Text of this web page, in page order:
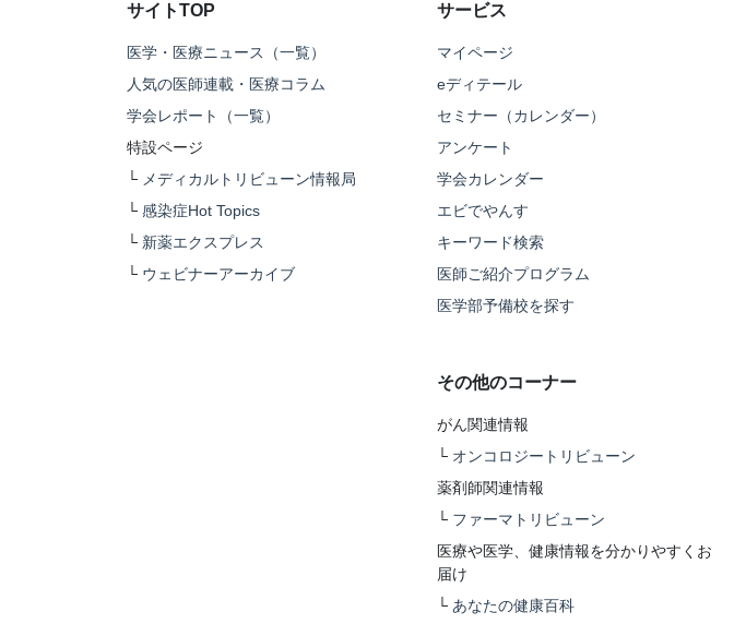
サイトTOP
医学・医療ニュース（一覧）
人気の医師連載・医療コラム
学会レポート（一覧）
特設ページ
└ メディカルトリビューン情報局
└ 感染症Hot Topics
└ 新薬エクスプレス
└ ウェビナーアーカイブ
サービス
マイページ
eディテール
セミナー（カレンダー）
アンケート
学会カレンダー
エビでやんす
キーワード検索
医師ご紹介プログラム
医学部予備校を探す
その他のコーナー
がん関連情報
└ オンコロジートリビューン
薬剤師関連情報
└ ファーマトリビューン
医療や医学、健康情報を分かりやすくお
届け
└ あなたの健康百科